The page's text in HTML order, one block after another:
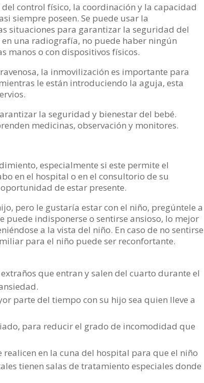
del control físico, la coordinación y la capacidad
siempre poseen. Se puede usar la
situaciones para garantizar la seguridad del
una radiografía, no puede haber ningún
manos o con dispositivos físicos.
la inmovilización es importante para
le están introduciendo la aguja, esta
la seguridad y bienestar del bebé.
medicinas, observación y monitores.
especialmente si este permite el
en el hospital o en el consultorio de su
de estar presente.
pero le gustaría estar con el niño, pregúntele a
puede indisponerse o sentirse ansioso, lo mejor
a la vista del niño. En caso de no sentirse
para el niño puede ser reconfortante.
que entran y salen del cuarto durante el
parte del tiempo con su hijo sea quien lleve a
para reducir el grado de incomodidad que
en la cuna del hospital para que el niño
tienen salas de tratamiento especiales donde